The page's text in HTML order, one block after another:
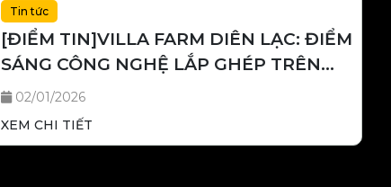
Tin tức
[ĐIỂM TIN]VILLA FARM DIÊN LẠC: ĐIỂM
SÁNG CÔNG NGHỆ LẮP GHÉP TRÊN
BẢN ĐỒ NGHỈ DƯỠNG KIẾN TRÚC VIỆT
02/01/2026
XEM CHI TIẾT